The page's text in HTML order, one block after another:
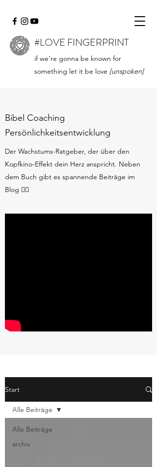
#LOVE FINGERPRINT
if we're gonna be known for
something let it be love [unspoken]
Bibel Coaching
Persönlichkeitsentwicklung
Der Wachstums-Ratgeber, der über den
Kopfkino-Effekt dein Herz anspricht. Neben
dem Buch gibt es spannende Beiträge im
Blog 👇🏻
Start
Alle Beiträge
archiv
Alle Beiträge